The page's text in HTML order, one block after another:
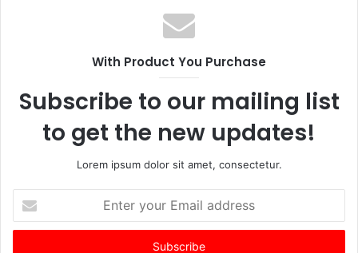
With Product You Purchase
Subscribe to our mailing list
to get the new updates!
Lorem ipsum dolor sit amet, consectetur.
your
Email